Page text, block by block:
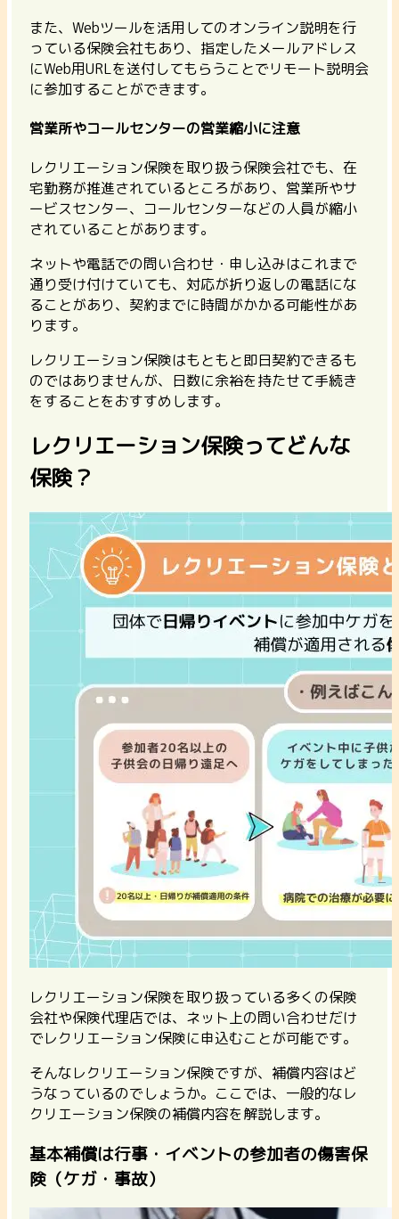
また、Webツールを活用してのオンライン説明を行
っている保険会社もあり、指定したメールアドレス
にWeb用URLを送付してもらうことでリモート説明会
に参加することができます。
営業所やコールセンターの営業縮小に注意
レクリエーション保険を取り扱う保険会社でも、在
宅勤務が推進されているところがあり、 営業所やサ
ービスセンター、コールセンターなどの人員が縮小
されていることがあります。
ネットや電話での問い合わせ・申し込みはこれまで
通り受け付けていても、対応が折り返しの電話にな
ることがあり、契約までに時間がかかる可能性があ
ります。
レクリエーション保険はもともと即日契約できるも
のではありませんが、 日数に余裕を持たせて手続き
をすることをおすすめします。
レクリエーション保険ってどんな
保険？
レクリエーション保険を取り扱っている多くの保険
会社や保険代理店では、ネット上の問い合わせだけ
でレクリエーション保険に申込むことが可能です。
そんなレクリエーション保険ですが、補償内容はど
うなっているのでしょうか。ここでは、一般的なレ
クリエーション保険の補償内容を解説します。
基本補償は行事・イベントの参加者の傷害保
険（ケガ・事故）